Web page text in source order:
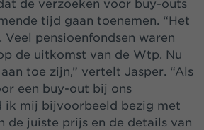
de verzoeken voor buy-outs
tijd gaan toenemen. “Het
pensioenfondsen waren
de uitkomst van de Wtp. Nu
toe zijn,” vertelt Jasper. “Als
een buy-out bij ons
ik mij bijvoorbeeld bezig met
de juiste prijs en de details van